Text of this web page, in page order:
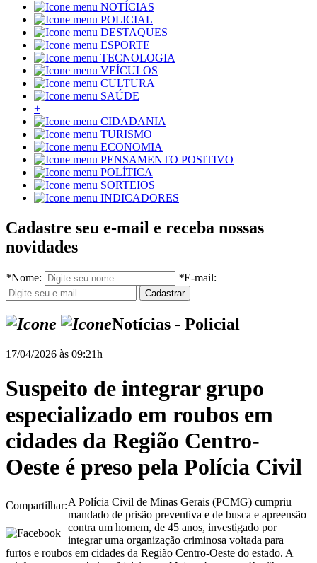
NOTÍCIAS
POLICIAL
DESTAQUES
ESPORTE
TECNOLOGIA
VEÍCULOS
CULTURA
SAÚDE
+
CIDADANIA
TURISMO
ECONOMIA
PENSAMENTO POSITIVO
POLÍTICA
SORTEIOS
INDICADORES
Cadastre seu e-mail e receba nossas
novidades
*Nome: *E-mail:
Notícias - Policial
17/04/2026 às 09:21h
Suspeito de integrar grupo
especializado em roubos em
cidades da Região Centro-
Oeste é preso pela Polícia Civil
Compartilhar:A Polícia Civil de Minas Gerais (PCMG) cumpriu
mandado de prisão preventiva e de busca e apreensão
contra um homem, de 45 anos, investigado por
integrar uma organização criminosa voltada para
furtos e roubos em cidades da Região Centro-Oeste do estado. A